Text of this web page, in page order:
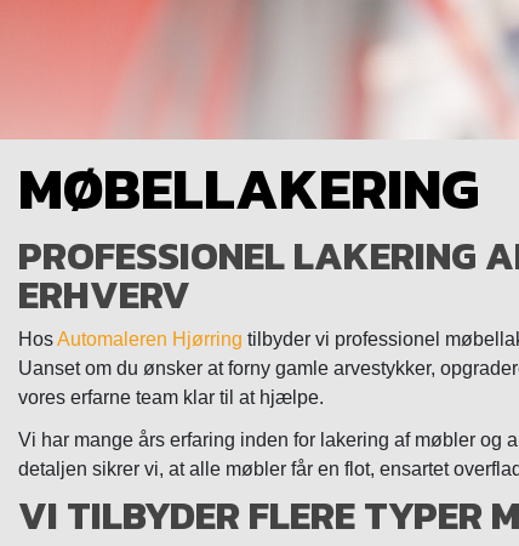
MØBELLAKERING
PROFESSIONEL LAKERING
ERHVERV
HosAutomaleren Hjørring tilbyder vi professionel
Uanset om du ønsker at forny gamle arvestykker,
vores erfarne team klar til at hjælpe.
Vi har mange års erfaring inden for lakering af møbler og
detaljen sikrer vi, at alle møbler får en flot, ensartet
VI TILBYDER FLERE TYPER